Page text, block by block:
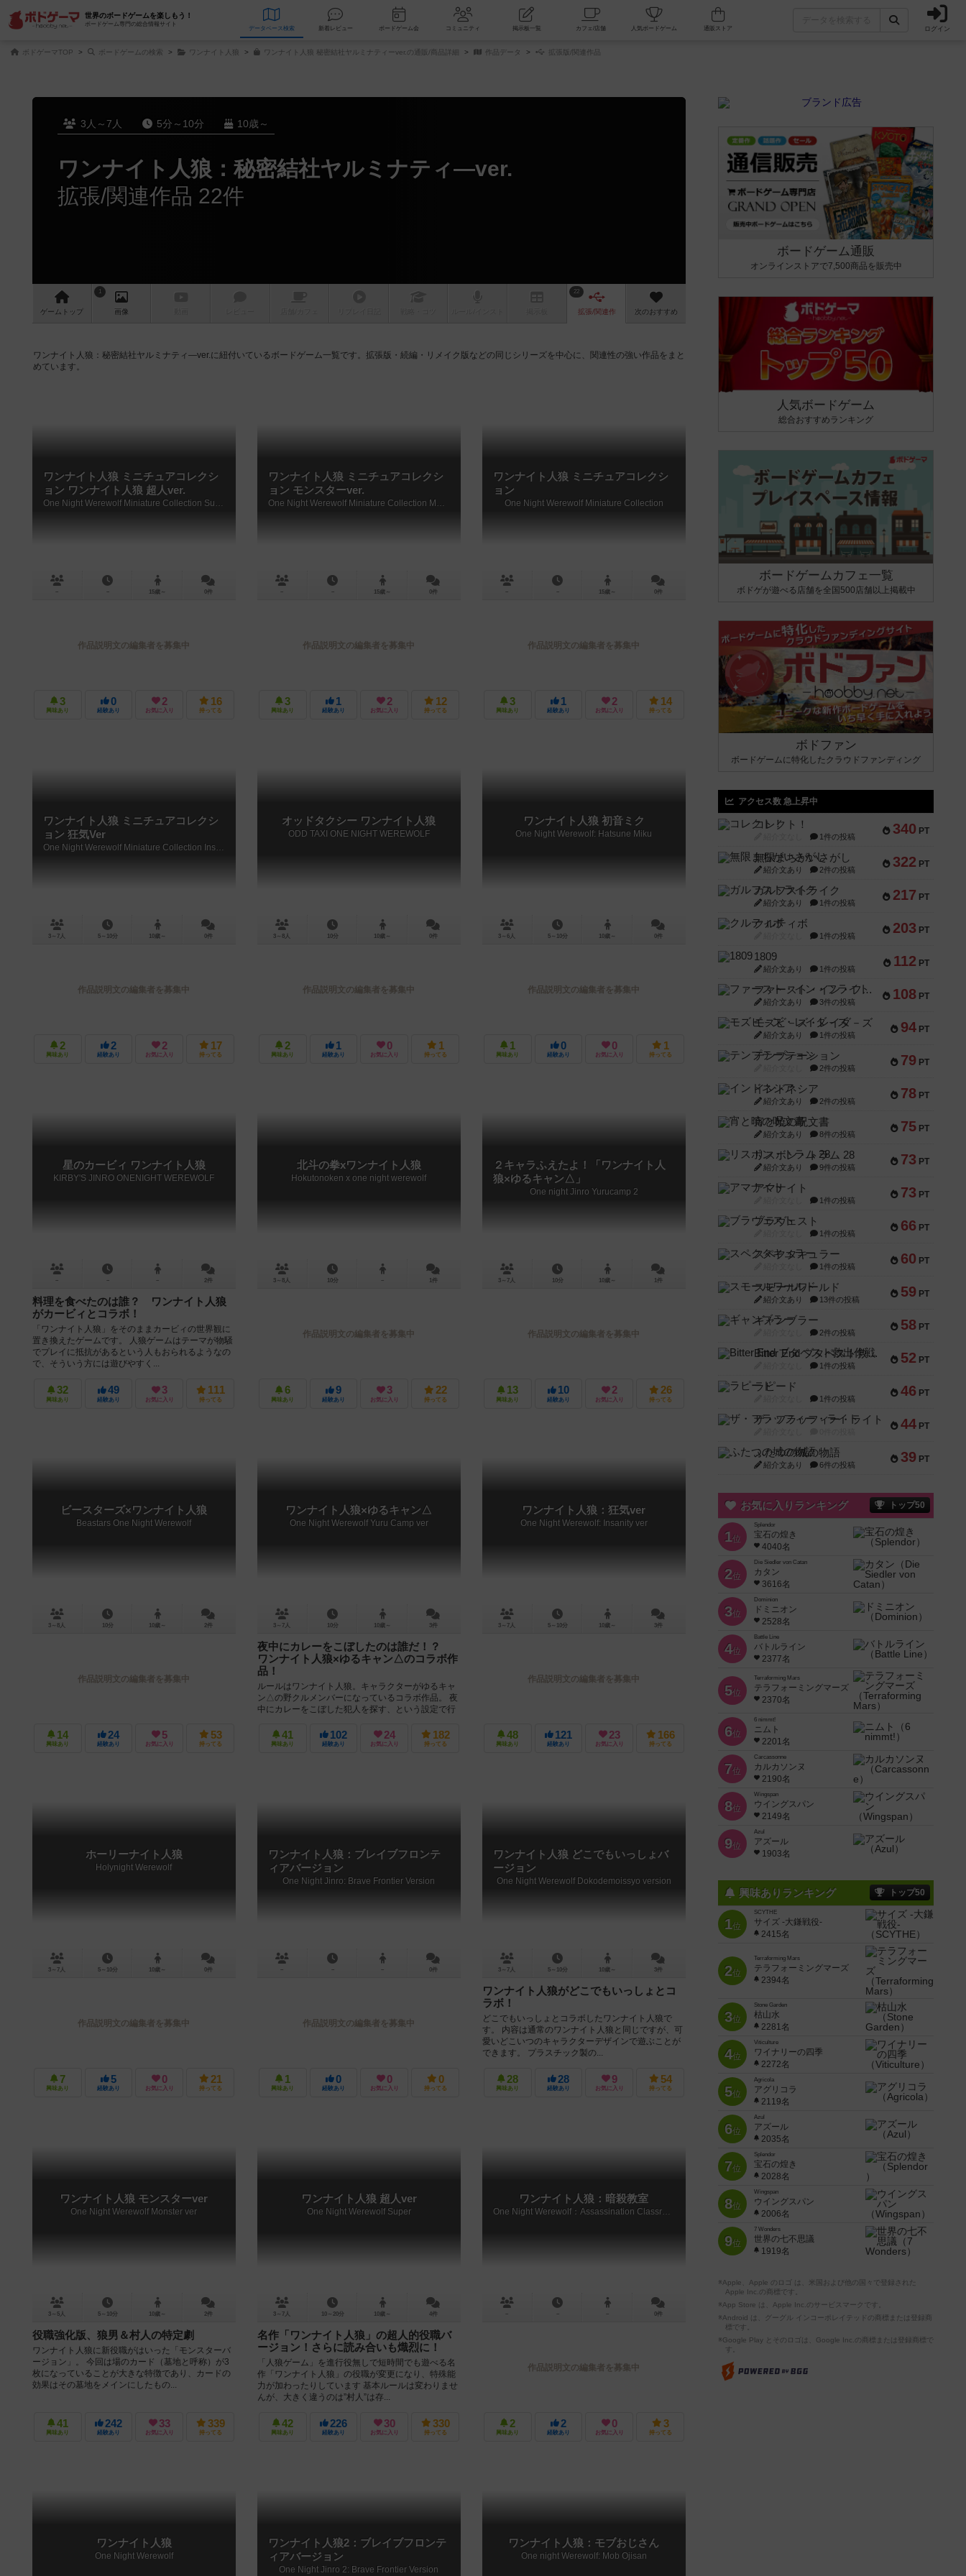
世界のボードゲームを楽しもう！
ボードゲーム専門の総合情報サイト
データベース 検索 新着レビュー ボードゲーム会 コミュニティ 掲示板一覧 カフェ/店舗 人気ボードゲーム ログイン
ボドゲーマTOP ボードゲームの検索 ワンナイト人狼 ワンナイト人狼 秘密結社ヤルミナティーver.の通販/商品詳細 作品データ 拡張版/関連作品
3人～7人 5分～10分 10歳～
ワンナイト人狼：秘密結社ヤルミナティ―ver.
拡張/関連作品 22件
ゲーム トップ
1
画像
22
拡張/関連作 次のおすすめ
ワンナイト人狼：秘密結社ヤルミナティ―ver.に紐付いているボードゲーム一覧です。拡張版・続編・リメイク版などの同じシリーズを中心に、関連性の強い作品をまと
めています。
ワンナイト人狼 ミニチュアコレクシ
ョン ワンナイト人狼 超人ver.
One Night Werewolf Miniature Collection Superhuman ver.
－ － 15歳～ 0件
作品説明文の編集者を募集中
3
興味あり
0
経験あり
2
お気に入り
16
持ってる
ワンナイト人狼 ミニチュアコレクシ
ョン モンスターver.
One Night Werewolf Miniature Collection Monster ver.
－ － 15歳～ 0件
作品説明文の編集者を募集中
3
興味あり
1
経験あり
2
お気に入り
12
持ってる
ワンナイト人狼 ミニチュアコレクシ
ョン
One Night Werewolf Miniature Collection
－ － 15歳～ 0件
作品説明文の編集者を募集中
3
興味あり
1
経験あり
2
お気に入り
14
持ってる
ワンナイト人狼 ミニチュアコレクシ
ョン 狂気Ver
One Night Werewolf Miniature Collection Insanity ver
3～7人 5～10分 10歳～ 0件
作品説明文の編集者を募集中
2
興味あり
2
経験あり
2
お気に入り
17
持ってる
オッドタクシー ワンナイト人狼
ODD TAXI ONE NIGHT WEREWOLF
3～8人 10分 10歳～ 0件
作品説明文の編集者を募集中
2
興味あり
1
経験あり
0
お気に入り
1
持ってる
ワンナイト人狼 初音ミク
One Night Werewolf: Hatsune Miku
3～6人 5～10分 10歳～ 0件
作品説明文の編集者を募集中
1
興味あり
0
経験あり
0
お気に入り
1
持ってる
星のカービィ ワンナイト人狼
KIRBY'S JINRO ONENIGHT WEREWOLF
－ － － 2件
料理を食べたのは誰？ ワンナイト人狼
がカービィとコラボ！
「ワンナイト人狼」をそのままカービィの世界観に
置き換えたゲームです。 人狼ゲームはテーマが物騒
でプレイに抵抗があるという人もおられるようなの
で、そういう方には遊びやすく...
32
興味あり
49
経験あり
3
お気に入り
111
持ってる
北斗の拳xワンナイト人狼
Hokutonoken x one night werewolf
3～8人 10分 － 1件
作品説明文の編集者を募集中
6
興味あり
9
経験あり
3
お気に入り
22
持ってる
２キャラふえたよ！「ワンナイト人
狼×ゆるキャン△」
One night Jinro Yurucamp 2
3～7人 10分 10歳～ 1件
作品説明文の編集者を募集中
13
興味あり
10
経験あり
2
お気に入り
26
持ってる
ビースターズ×ワンナイト人狼
Beastars One Night Werewolf
3～8人 10分 10歳～ 2件
作品説明文の編集者を募集中
14
興味あり
24
経験あり
5
お気に入り
53
持ってる
ワンナイト人狼×ゆるキャン△
One Night Werewolf Yuru Camp ver
3～7人 10分 10歳～ 3件
夜中にカレーをこぼしたのは誰だ！？
ワンナイト人狼×ゆるキャン△のコラボ作
品！
ルールはワンナイト人狼。キャラクターがゆるキャ
ン△の野クルメンバーになっているコラボ作品。 夜
中にカレーをこぼした犯人を探す、という設定で行
41
興味あり
102
経験あり
24
お気に入り
182
持ってる
ワンナイト人狼：狂気ver
One Night Werewolf: Insanity ver
3～7人 5～10分 10歳～ 3件
作品説明文の編集者を募集中
48
興味あり
121
経験あり
23
お気に入り
166
持ってる
ホーリーナイト人狼
Holynight Werewolf
3～7人 5～10分 10歳～ 0件
作品説明文の編集者を募集中
7
興味あり
5
経験あり
0
お気に入り
21
持ってる
ワンナイト人狼：ブレイブフロンテ
ィアバージョン
One Night Jinro: Brave Frontier Version
－ － － 0件
作品説明文の編集者を募集中
1
興味あり
0
経験あり
0
お気に入り
0
持ってる
ワンナイト人狼 どこでもいっしょバ
ージョン
One Night Werewolf Dokodemoissyo version
3～7人 5～10分 10歳～ 3件
ワンナイト人狼がどこでもいっしょとコ
ラボ！
どこでもいっしょとコラボしたワンナイト人狼で
す。 内容は通常のワンナイト人狼と同じですが、可
愛いどこいつのキャラクターデザインで遊ぶことが
できます。 プラスチック製の...
28
興味あり
28
経験あり
9
お気に入り
54
持ってる
ワンナイト人狼 モンスターver
One Night Werewolf Monster ver
3～5人 5～10分 10歳～ 2件
役職強化版、狼男＆村人の特定劇
ワンナイト人狼に新役職がはいった「モンスターバ
ージョン」。 今回は場のカード（墓地と呼称）が3
枚になっていることが大きな特徴であり、カードの
効果はその墓地をメインにしたもの...
41
興味あり
242
経験あり
33
お気に入り
339
持ってる
ワンナイト人狼 超人ver
One Night Werewolf Super
3～7人 10～20分 10歳～ 4件
名作「ワンナイト人狼」の超人的役職バ
ージョン！さらに読み合いも熾烈に！
「人狼ゲーム」を進行役無しで短時間でも遊べる名
作「ワンナイト人狼」の役職が変更になり、特殊能
力が加わったりしています 基本ルールは変わりませ
んが、大きく違うのは”村人”は存...
42
興味あり
226
経験あり
30
お気に入り
330
持ってる
ワンナイト人狼：暗殺教室
One Night Werewolf：Assassination Classroom
－ － － 0件
作品説明文の編集者を募集中
2
興味あり
2
経験あり
0
お気に入り
3
持ってる
ワンナイト人狼
One Night Werewolf
ワンナイト人狼2：ブレイブフロンテ
ィアバージョン
One Night Jinro 2: Brave Frontier Version
ワンナイト人狼：モブおじさん
One night Werewolf: Mob Ojisan
ボードゲーム通販
オンラインストアで7,500商品を販売中
人気ボードゲーム
総合おすすめランキング
ボードゲームカフェ一覧
ボドゲが遊べる店舗を全国500店舗以上掲載中
ボドファン
ボードゲームに特化したクラウドファンディング
アクセス数 急上昇中
340 PT
コレクト！
1件の投稿
322 PT
無限まちがいさがし
紹介文あり 2件の投稿
217 PT
ガルフストライク
紹介文あり 1件の投稿
203 PT
クルティボ
1件の投稿
112 PT
1809
紹介文あり 1件の投稿
108 PT
ファースト・イン・フライト
紹介文あり 3件の投稿
94 PT
モズビ－ズ・レイダ－ズ
紹介文あり 1件の投稿
79 PT
テンプテーション
2件の投稿
78 PT
インドネシア
紹介文あり 2件の投稿
75 PT
宵と暁の呪文書
紹介文あり 8件の投稿
73 PT
リスボン・トラム 28
紹介文あり 9件の投稿
73 PT
アマナイト
1件の投稿
66 PT
ブラヴェスト
1件の投稿
60 PT
スペクタキュラー
1件の投稿
59 PT
スモールワールド
紹介文あり 13件の投稿
58 PT
ギャンブラー
2件の投稿
52 PT
Bitter End ブタペスト救出作戦
1件の投稿
46 PT
ラピード
1件の投稿
44 PT
ザ・フラッフィー・ライト
39 PT
ふたつの城の物語
紹介文あり 6件の投稿
お気に入りランキング トップ50
1位
Splendor
宝石の煌き
4040名
2位
Die Siedler von Catan
カタン
3616名
3位
Dominion
ドミニオン
2528名
4位
Battle Line
バトルライン
2377名
5位
Terraforming Mars
テラフォーミングマーズ
2370名
6位
6 nimmt!
ニムト
2201名
7位
Carcassonne
カルカソンヌ
2190名
8位
Wingspan
ウイングスパン
2149名
9位
Azul
アズール
1903名
興味ありランキング トップ50
1位
SCYTHE
サイズ -大鎌戦役-
2415名
2位
Terraforming Mars
テラフォーミングマーズ
2394名
3位
Stone Garden
枯山水
2281名
4位
Viticulture
ワイナリーの四季
2272名
5位
Agricola
アグリコラ
2119名
6位
Azul
アズール
2035名
7位
Splendor
宝石の煌き
2028名
8位
Wingspan
ウイングスパン
2006名
9位
7 Wonders
世界の七不思議
1919名
※Apple、Apple のロゴ は、米国および他の国々で登録された
Apple Inc.の商標です。
※App Store は、Apple Inc.のサービスマークです。
※Android は、グーグル インコーポレイテッドの商標または登録商
標です。
※Google Play とそのロゴは、Google Inc.の商標または登録商標で
す。